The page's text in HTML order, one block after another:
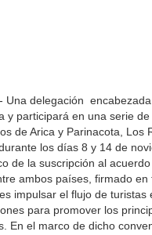
Una delegación
y participará en una serie
de Arica y Parinacota, Los
los días 8 y 14 de
de la suscripción al
ambos países, firmado
impulsar el flujo de
para promover los
En el marco de dicho